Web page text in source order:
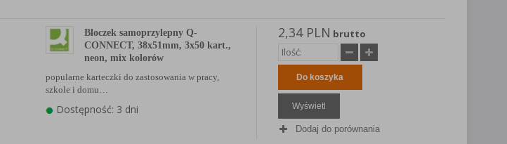
Bloczek samoprzylepny Q-
CONNECT, 38x51mm, 3x50 kart.,
neon, mix kolorów
popularne karteczki do zastosowania w pracy,
szkole i domu…
Dostępność: 3 dni
2,34 PLN brutto
Do koszyka
Wyświetl
Dodaj do porównania